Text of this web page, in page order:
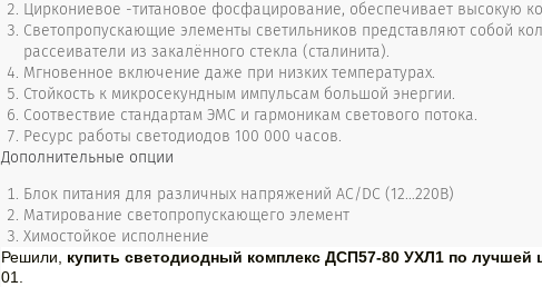
Циркониевое -титановое фосфацирование, обеспечивает высокую
Светопропускающие элементы светильников представляют собой
рассеиватели из закалённого стекла (сталинита).
Мгновенное включение даже при низких температурах.
Стойкость к микросекундным импульсам большой энергии.
Соотвествие стандартам ЭМС и гармоникам светового потока.
Ресурс работы светодиодов 100 000 часов.
Дополнительные опции
Блок питания для различных напряжений АС/DC (12…220В)
Матирование светопропускающего элемент
Химостойкое исполнение
Решили, купить светодиодный комплекс ДСП57-80 УХЛ1 по лучшей
01.